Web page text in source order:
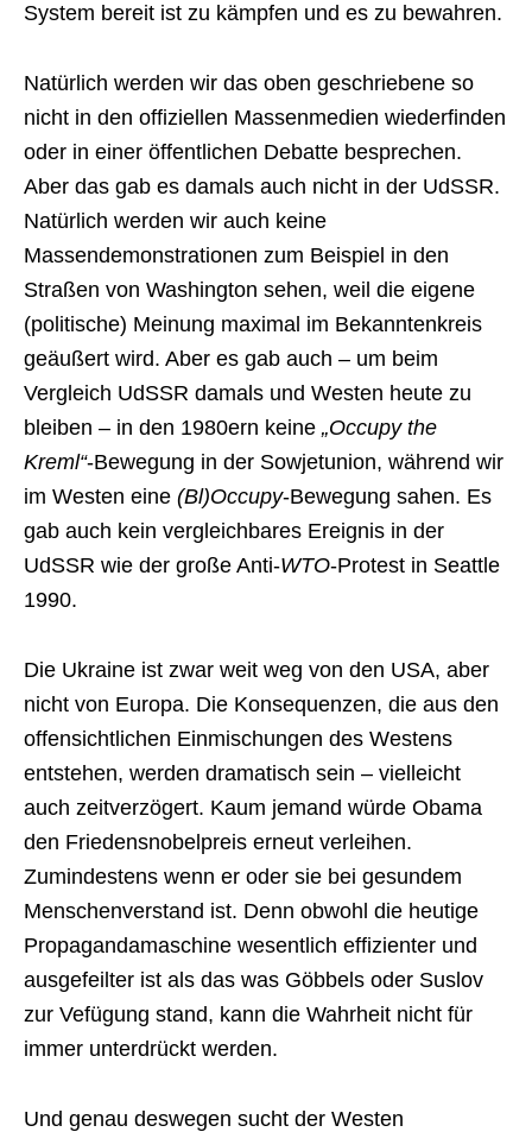
System bereit ist zu kämpfen und es zu bewahren.
Natürlich werden wir das oben geschriebene so
nicht in den offiziellen Massenmedien wiederfinden
oder in einer öffentlichen Debatte besprechen.
Aber das gab es damals auch nicht in der UdSSR.
Natürlich werden wir auch keine
Massendemonstrationen zum Beispiel in den
Straßen von Washington sehen, weil die eigene
(politische) Meinung maximal im Bekanntenkreis
geäußert wird. Aber es gab auch – um beim
Vergleich UdSSR damals und Westen heute zu
bleiben – in den 1980ern keine „Occupy the
Kreml“-Bewegung in der Sowjetunion, während wir
im Westen eine (Bl)Occupy-Bewegung sahen. Es
gab auch kein vergleichbares Ereignis in der
UdSSR wie der große Anti-WTO-Protest in Seattle
1990.
Die Ukraine ist zwar weit weg von den USA, aber
nicht von Europa. Die Konsequenzen, die aus den
offensichtlichen Einmischungen des Westens
entstehen, werden dramatisch sein – vielleicht
auch zeitverzögert. Kaum jemand würde Obama
den Friedensnobelpreis erneut verleihen.
Zumindestens wenn er oder sie bei gesundem
Menschenverstand ist. Denn obwohl die heutige
Propagandamaschine wesentlich effizienter und
ausgefeilter ist als das was Göbbels oder Suslov
zur Vefügung stand, kann die Wahrheit nicht für
immer unterdrückt werden.
Und genau deswegen sucht der Westen